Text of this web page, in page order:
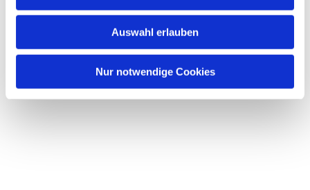
Auswahl erlauben
Nur notwendige Cookies